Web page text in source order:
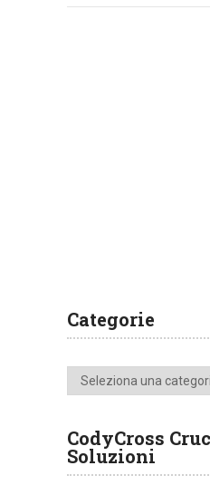
Categorie
Categorie
CodyCross
Soluzioni